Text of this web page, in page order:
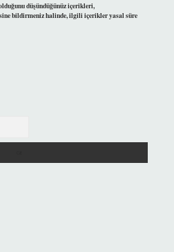
düşündüğünüz içerikleri,
bildirmeniz halinde, ilgili içerikler yasal süre